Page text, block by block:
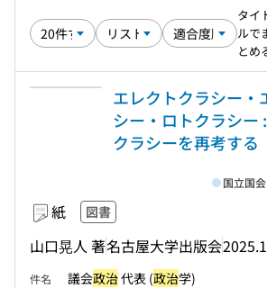
タイ
ルで
とめ
エレクトクラシー・
シー・ロトクラシー
クラシーを再考する
紙 図書
山口晃人 著名古屋大学出版会
国立国
件名 議会政治代表 (政治学)